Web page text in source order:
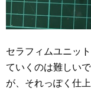
セラフィムユニッ
ていくのは難しい
が、それっぽく仕